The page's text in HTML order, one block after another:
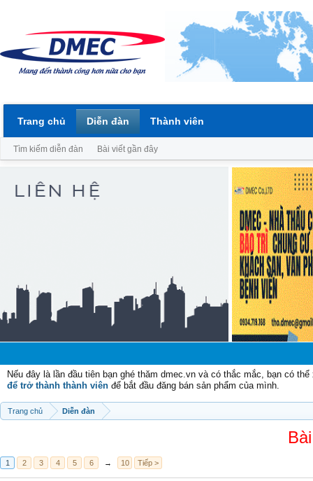
Nếu đây là lần đầu tiên bạn ghé thăm dmec.vn và có thắc mắc, bạn có
để trở thành thành viên để bắt đầu đăng bán sản phẩm của mình.
Trang chủ Diễn đàn
1 2 3 4 5 6 → 10 Tiếp >
Trang chủ Diễn đàn
Tìm kiếm diễn đàn Bài viết gần đây
Thành viên